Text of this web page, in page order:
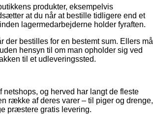
produkter, eksempelvis
at du når at bestille tidligere end et
lagermedarbejderne holder fyraften.
der bestilles for en bestemt sum. Ellers må
hensyn til om man opholder sig ved
til et udleveringssted.
og herved har langt de fleste
række af deres varer – til piger og drenge,
præstere gratis levering.